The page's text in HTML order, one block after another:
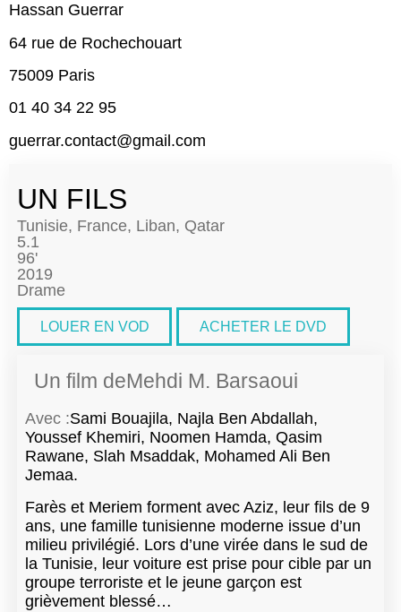
Hassan Guerrar
64 rue de Rochechouart
75009 Paris
01 40 34 22 95
guerrar.contact@gmail.com
UN FILS
Tunisie, France, Liban, Qatar
5.1
96'
2019
Drame
LOUER EN VOD ACHETER LE DVD
Un film deMehdi M. Barsaoui
Avec :Sami Bouajila, Najla Ben Abdallah,
Youssef Khemiri, Noomen Hamda, Qasim
Rawane, Slah Msaddak, Mohamed Ali Ben
Jemaa.
Farès et Meriem forment avec Aziz, leur fils de 9
ans, une famille tunisienne moderne issue d’un
milieu privilégié. Lors d’une virée dans le sud de
la Tunisie, leur voiture est prise pour cible par un
groupe terroriste et le jeune garçon est
grièvement blessé…